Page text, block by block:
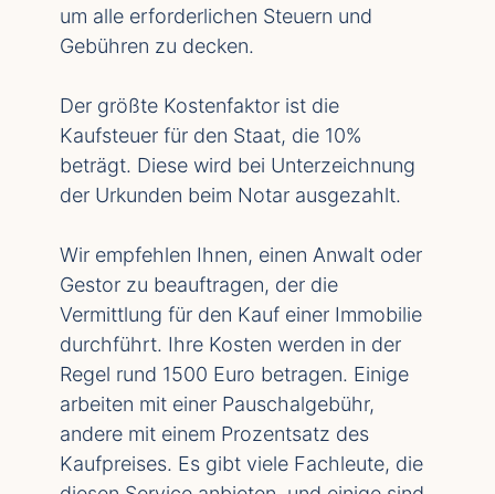
um alle erforderlichen Steuern und
Gebühren zu decken.
Der größte Kostenfaktor ist die
Kaufsteuer für den Staat, die 10%
beträgt. Diese wird bei Unterzeichnung
der Urkunden beim Notar ausgezahlt.
Wir empfehlen Ihnen, einen Anwalt oder
Gestor zu beauftragen, der die
Vermittlung für den Kauf einer Immobilie
durchführt. Ihre Kosten werden in der
Regel rund 1500 Euro betragen. Einige
arbeiten mit einer Pauschalgebühr,
andere mit einem Prozentsatz des
Kaufpreises. Es gibt viele Fachleute, die